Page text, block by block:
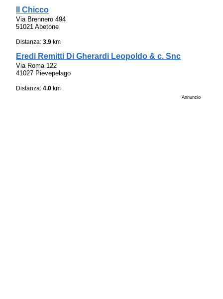
Il Chicco
Via Brennero 494
51021 Abetone
Distanza:3.9 km
Eredi Remitti Di Gherardi Leopoldo & c. Snc
Via Roma 122
41027 Pievepelago
Distanza:4.0 km
Annuncio